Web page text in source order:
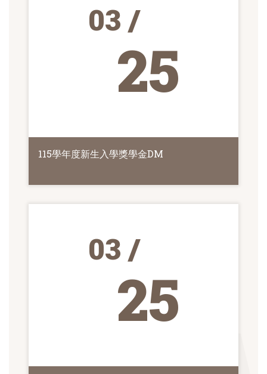
03 /
25
115學年度新生入學獎學金DM
03 /
25